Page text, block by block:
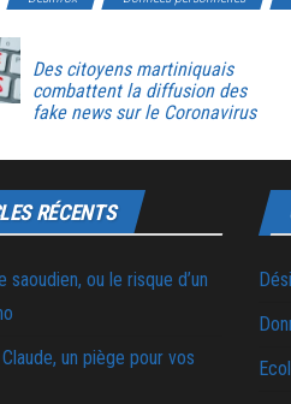
Des citoyens martiniquais
combattent la diffusion des
fake news sur le Coronavirus
RÉCENTS
saoudien, ou le risque d’un
un piège pour vos